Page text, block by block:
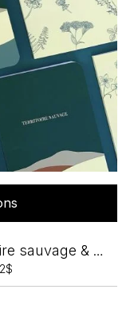
a
Duo carnets de notes - Territoire sauvage & Jardins mellifères
$